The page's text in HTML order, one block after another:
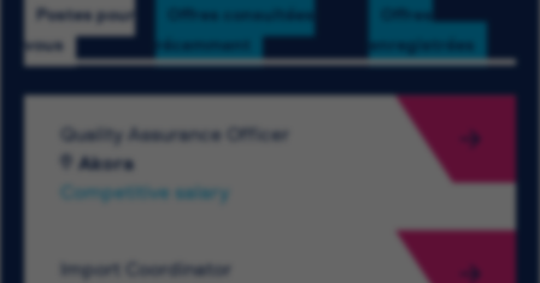
Postes pour
vous
Offres consultées
récemment
Offres
enregistrées
Quality Assurance Officer
Akora
Competitive salary
Import Coordinator